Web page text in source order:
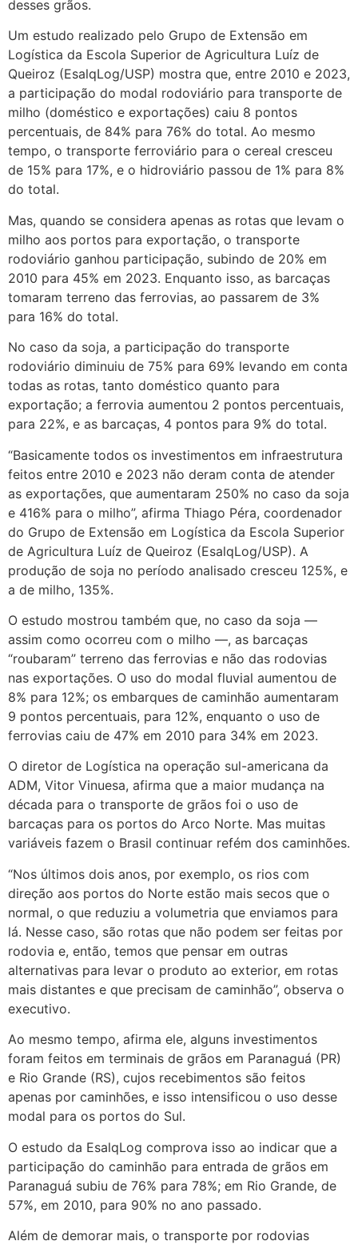
desses grãos.
Um estudo realizado pelo Grupo de Extensão em
Logística da Escola Superior de Agricultura Luíz de
Queiroz (EsalqLog/USP) mostra que, entre 2010 e 2023,
a participação do modal rodoviário para transporte de
milho (doméstico e exportações) caiu 8 pontos
percentuais, de 84% para 76% do total. Ao mesmo
tempo, o transporte ferroviário para o cereal cresceu
de 15% para 17%, e o hidroviário passou de 1% para 8%
do total.
Mas, quando se considera apenas as rotas que levam o
milho aos portos para exportação, o transporte
rodoviário ganhou participação, subindo de 20% em
2010 para 45% em 2023. Enquanto isso, as barcaças
tomaram terreno das ferrovias, ao passarem de 3%
para 16% do total.
No caso da soja, a participação do transporte
rodoviário diminuiu de 75% para 69% levando em conta
todas as rotas, tanto doméstico quanto para
exportação; a ferrovia aumentou 2 pontos percentuais,
para 22%, e as barcaças, 4 pontos para 9% do total.
“Basicamente todos os investimentos em infraestrutura
feitos entre 2010 e 2023 não deram conta de atender
as exportações, que aumentaram 250% no caso da soja
e 416% para o milho”, afirma Thiago Péra, coordenador
do Grupo de Extensão em Logística da Escola Superior
de Agricultura Luíz de Queiroz (EsalqLog/USP). A
produção de soja no período analisado cresceu 125%, e
a de milho, 135%.
O estudo mostrou também que, no caso da soja —
assim como ocorreu com o milho —, as barcaças
“roubaram” terreno das ferrovias e não das rodovias
nas exportações. O uso do modal fluvial aumentou de
8% para 12%; os embarques de caminhão aumentaram
9 pontos percentuais, para 12%, enquanto o uso de
ferrovias caiu de 47% em 2010 para 34% em 2023.
O diretor de Logística na operação sul-americana da
ADM, Vitor Vinuesa, afirma que a maior mudança na
década para o transporte de grãos foi o uso de
barcaças para os portos do Arco Norte. Mas muitas
variáveis fazem o Brasil continuar refém dos caminhões.
“Nos últimos dois anos, por exemplo, os rios com
direção aos portos do Norte estão mais secos que o
normal, o que reduziu a volumetria que enviamos para
lá. Nesse caso, são rotas que não podem ser feitas por
rodovia e, então, temos que pensar em outras
alternativas para levar o produto ao exterior, em rotas
mais distantes e que precisam de caminhão”, observa o
executivo.
Ao mesmo tempo, afirma ele, alguns investimentos
foram feitos em terminais de grãos em Paranaguá (PR)
e Rio Grande (RS), cujos recebimentos são feitos
apenas por caminhões, e isso intensificou o uso desse
modal para os portos do Sul.
O estudo da EsalqLog comprova isso ao indicar que a
participação do caminhão para entrada de grãos em
Paranaguá subiu de 76% para 78%; em Rio Grande, de
57%, em 2010, para 90% no ano passado.
Além de demorar mais, o transporte por rodovias